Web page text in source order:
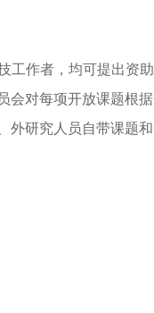
工作者，均可提出资
会对每项开放课题根
外研究人员自带课题